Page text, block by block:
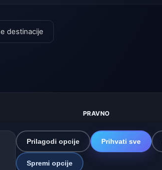
destinacije
PRAVNO
Kolačići
Uvjeti korištenja
Isključenje odgovornosti
Prilagodi opcije Prihvati sve
Spremi opcije